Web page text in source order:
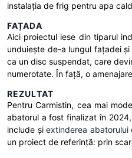
instalația de frig pentru apa
FAȚADA
Aici proiectul iese din tiparul
unduiește de-a lungul fațadei
ca un disc suspendat, care
numerotate. În față, o
REZULTAT
Pentru Carmistin, cea mai
abatorul a fost finalizat în
include șiextinderea abatorului
un proiect de referință: prin